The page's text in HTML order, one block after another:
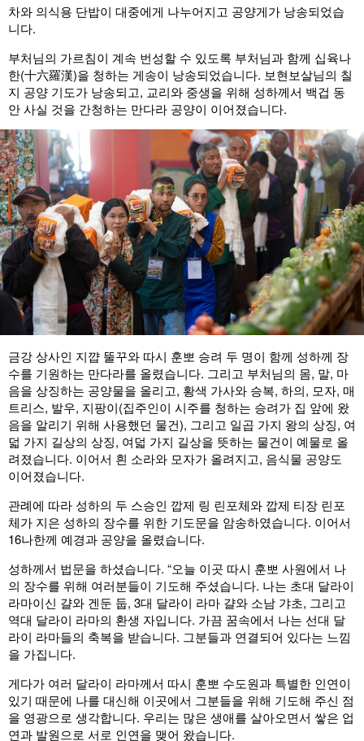
차와 의식용 단밥이 대중에게 나누어지고 공양게가 낭송되었습
니다.
부처님의 가르침이 계속 번성할 수 있도록 부처님과 함께 십육나
한(十六羅漢)을 청하는 게송이 낭송되었습니다. 보현보살님의 칠
지 공양 기도가 낭송되고, 교리와 중생을 위해 성하께서 백겁 동
안 사실 것을 간청하는 만다라 공양이 이어졌습니다.
금강 상사인 지꺕 뚤꾸와 따시 훈뽀 승려 두 명이 함께 성하께 장
수를 기원하는 만다라를 올렸습니다. 그리고 부처님의 몸, 말, 마
음을 상징하는 공양물을 올리고, 황색 가사와 승복, 하의, 모자, 매
트리스, 발우, 지팡이(집주인이 시주를 청하는 승려가 집 앞에 왔
음을 알리기 위해 사용했던 물건), 그리고 일곱 가지 왕의 상징, 여
덟 가지 길상의 상징, 여덟 가지 길상을 뜻하는 물건이 예물로 올
려졌습니다. 이어서 흰 소라와 모자가 올려지고, 음식물 공양도
이어졌습니다.
관례에 따라 성하의 두 스승인 깝제 링 린포체와 깝제 티장 린포
체가 지은 성하의 장수를 위한 기도문을 암송하였습니다. 이어서
16나한께 예경과 공양을 올렸습니다.
성하께서 법문을 하셨습니다. “오늘 이곳 따시 훈뽀 사원에서 나
의 장수를 위해 여러분들이 기도해 주셨습니다. 나는 초대 달라이
라마이신 걀와 겐둔 둡, 3대 달라이 라마 걀와 소남 갸초, 그리고
역대 달라이 라마의 환생 자입니다. 가끔 꿈속에서 나는 선대 달
라이 라마들의 축복을 받습니다. 그분들과 연결되어 있다는 느낌
을 가집니다.
게다가 여러 달라이 라마께서 따시 훈뽀 수도원과 특별한 인연이
있기 때문에 나를 대신해 이곳에서 그분들을 위해 기도해 주신 점
을 영광으로 생각합니다. 우리는 많은 생애를 살아오면서 쌓은 업
연과 발원으로 서로 인연을 맺어 왔습니다.